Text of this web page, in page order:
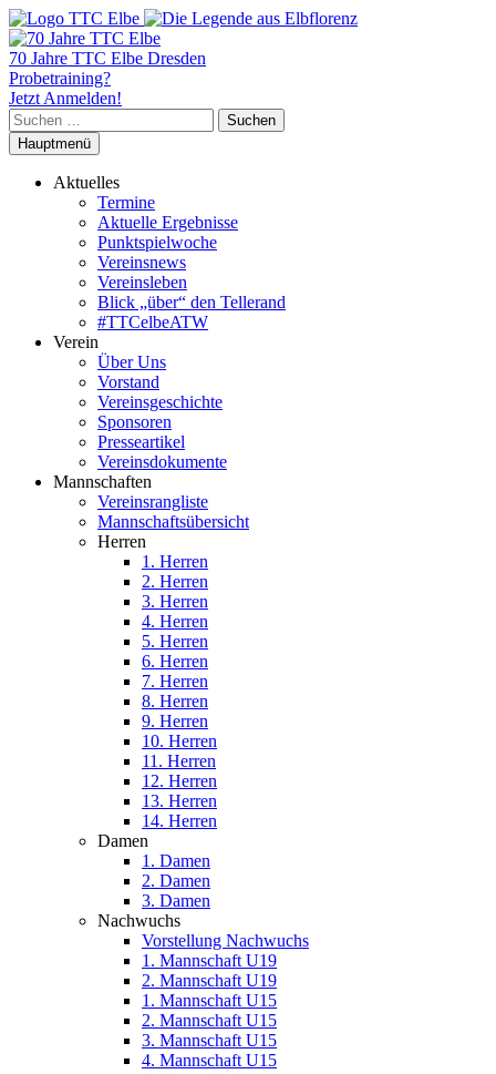
70 Jahre TTC Elbe Dresden
Probetraining?
Jetzt Anmelden!
Suchen
nach:
Hauptmenü
Aktuelles
Termine
Aktuelle Ergebnisse
Punktspielwoche
Vereinsnews
Vereinsleben
Blick „über“ den Tellerand
#TTCelbeATW
Verein
Über Uns
Vorstand
Vereinsgeschichte
Sponsoren
Presseartikel
Vereinsdokumente
Mannschaften
Vereinsrangliste
Mannschaftsübersicht
Herren
1. Herren
2. Herren
3. Herren
4. Herren
5. Herren
6. Herren
7. Herren
8. Herren
9. Herren
10. Herren
11. Herren
12. Herren
13. Herren
14. Herren
Damen
1. Damen
2. Damen
3. Damen
Nachwuchs
Vorstellung Nachwuchs
1. Mannschaft U19
2. Mannschaft U19
1. Mannschaft U15
2. Mannschaft U15
3. Mannschaft U15
4. Mannschaft U15